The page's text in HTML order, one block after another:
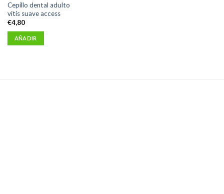
Cepillo dental adulto
vitis suave access
€4,80
AÑADIR